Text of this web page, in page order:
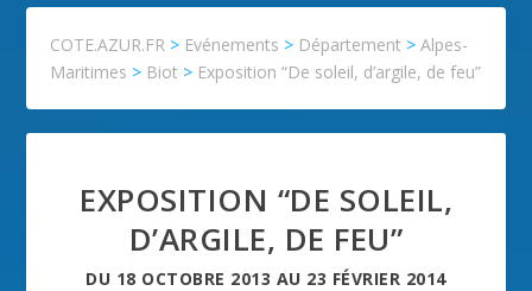
COTE.AZUR.FR > Evénements > Département >Alpes-
Maritimes > Biot > Exposition “De soleil, d’argile, de feu”
EXPOSITION “DE SOLEIL,
D’ARGILE, DE FEU”
DU 18 OCTOBRE 2013 AU 23 FÉVRIER 2014